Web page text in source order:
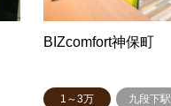
BIZcomfort神保町
1～3万 九段下駅